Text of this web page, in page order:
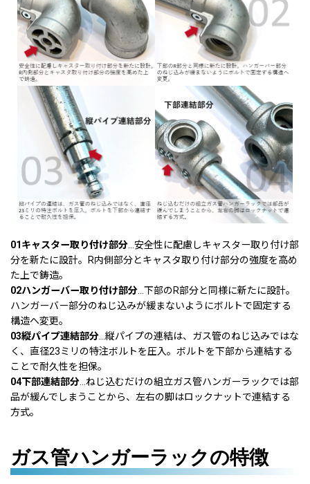
01キャスター取り付け部分 …安全性に配慮しキャスター取り付け部
分を新たに設計。R内側部分とキャスタ取り付け部分の強度を高め
た上で鋳造。
02ハンガーバー取り付け部分 …下部のR部分と同様に新たに設計。
ハンガーバー部分のねじ込みが緩まないようにボルトで固定する
構造へ変更。
03縦パイプ連結部分 …縦パイプの連結は、ガス管のねじ込みではな
く、直径23ミリの特注ボルトを圧入。ボルトを下部から連結する
ことで耐久性を担保。
04下部連結部分 …ねじ込むだけの組立ガス管ハンガーラックでは部
品が緩んでしまうことから、左右の脚はロックナットで連結する
方式。
ガス管ハンガーラックの特徴